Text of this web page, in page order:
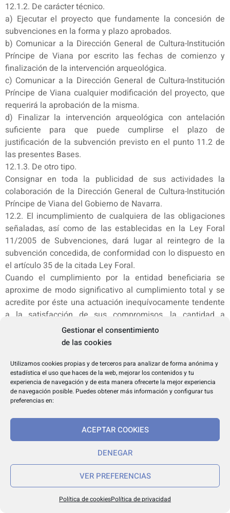
Gestionar el consentimiento
de las cookies
Utilizamos cookies propias y de terceros para analizar de forma anónima y
estadística el uso que haces de la web, mejorar los contenidos y tu
experiencia de navegación y de esta manera ofrecerte la mejor experiencia
de navegación posible. Puedes obtener más información y configurar tus
preferencias en:
ACEPTAR COOKIES
DENEGAR
VER PREFERENCIAS
Política de cookiesPolítica de privacidad
12.1.2. De carácter técnico.
a) Ejecutar el proyecto que fundamente la concesión de
subvenciones en la forma y plazo aprobados.
b) Comunicar a la Dirección General de Cultura-Institución
Príncipe de Viana por escrito las fechas de comienzo y
finalización de la intervención arqueológica.
c) Comunicar a la Dirección General de Cultura-Institución
Príncipe de Viana cualquier modificación del proyecto, que
requerirá la aprobación de la misma.
d) Finalizar la intervención arqueológica con antelación
suficiente para que puede cumplirse el plazo de
justificación de la subvención previsto en el punto 11.2 de
las presentes Bases.
12.1.3. De otro tipo.
Consignar en toda la publicidad de sus actividades la
colaboración de la Dirección General de Cultura-Institución
Príncipe de Viana del Gobierno de Navarra.
12.2. El incumplimiento de cualquiera de las obligaciones
señaladas, así como de las establecidas en la Ley Foral
11/2005 de Subvenciones, dará lugar al reintegro de la
subvención concedida, de conformidad con lo dispuesto en
el artículo 35 de la citada Ley Foral.
Cuando el cumplimiento por la entidad beneficiaria se
aproxime de modo significativo al cumplimiento total y se
acredite por éste una actuación inequívocamente tendente
a la satisfacción de sus compromisos, la cantidad a
reintegrar vendrá determinada, respondiendo al criterio de
proporcionalidad, por el volumen y grado de incumplimiento
de la subvención.
13. Consideración de interés social de los proyectos o
actividades subvencionadas a los efectos de Mecenazgo
Cultural.
Ley Foral 8/2014, de 16 de mayo, reguladora del
mecenazgo cultural y de sus incentivos fiscales en la
Comunidad Foral de Navarra, los proyectos o actividades
que resulten subvencionados en la presente convocatoria
se considerarán de interés social a los efectos de la
aplicación de los incentivos fiscales previstos en dicha Ley